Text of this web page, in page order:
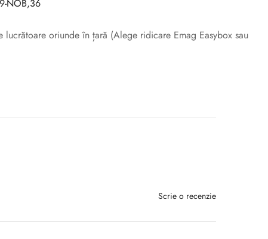
NOB,36
lucrătoare oriunde în țară (Alege ridicare Emag Easybox sau
Scrie o recenzie